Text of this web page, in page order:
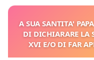
A SUA SANTITA'
DI DICHIARARE LA
XVI E/O DI FAR